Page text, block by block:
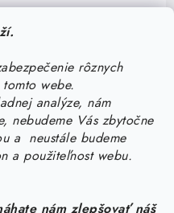
rôznych
webe.
analýze, nám
nebudeme Vás zbytočne
a neustále budeme
a použiteľnost webu.
nám zlepšovať náš
s výberom
Sme tu pre vás!
@kurin.sk